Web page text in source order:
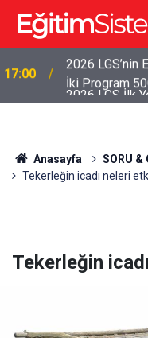
12:45
2026 LGS İlk
Alan Liseler
Anasayfa SORU &
Tekerleğin icadı neleri
Tekerleğin